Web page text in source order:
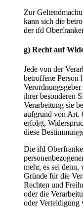
Zur
kann sich die
der ifd
g) Recht auf
Jede von der
betroffene Person
ihrer besonderen
Verarbeitung sie
aufgrund von Art.
erfolgt,
diese
Die ifd
mehr, es sei
Gründe für die
Rechten und
oder die
oder Verteidigung